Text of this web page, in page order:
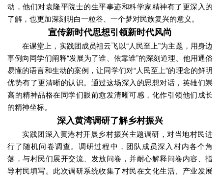
动，他们对袁隆平院士的生平事迹和科学家精神有了更深入的
了解，也更加深刻明白一粒谷、一个梦对民族复兴的意义。
宣传新时代思想引领新时代风尚
在课堂上，实践团成员祖云飞以“人民至上”为主题，用身边
事例向同学们阐释“发展为了谁、依靠谁”的深刻道理。他用通俗
易懂的语言和生动的案例，让同学们对“人民至上”的理念的鲜明
优势有了更清晰的认识。通过这场深入的思想对话，英雄们崇
高的精神品格在同学们眼前愈发清晰可感，化作引领他们成长
的精神坐标。
深入黄湾调研了解乡村振兴
实践团深入黄港村开展乡村振兴主题调研，对当地村民进
行了随机问卷调查。调研过程中，团队成员深入村内各个角
落，与村民们展开交流、发放问卷，并耐心解释问卷内容、指
导村民填写。此次调研系统收集了村民在文化生活、产业发展